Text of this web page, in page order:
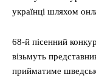
українці шляхом
68-й пісенний
візьмуть
прийматиме